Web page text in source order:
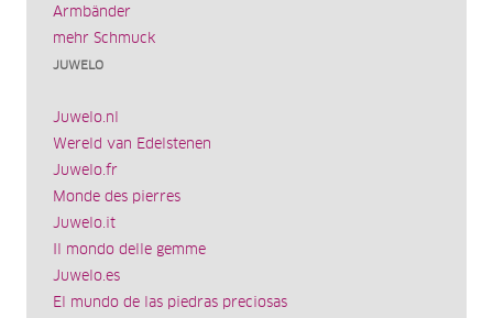
Armbänder
mehr Schmuck
JUWELO
Juwelo.nl
Wereld van Edelstenen
Juwelo.fr
Monde des pierres
Juwelo.it
Il mondo delle gemme
Juwelo.es
El mundo de las piedras preciosas